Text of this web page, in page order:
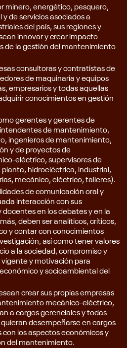
minero, energético, pesquero,
de servicios asociados a
del país, sus regiones y
innovar y crear impacto
de la gestión del mantenimiento
consultoras y contratistas de
de maquinaria y equipos
empresarios y todas aquellas
conocimientos en gestión
gerentes y gerentes de
de mantenimiento,
ingenieros de mantenimiento,
y de proyectos de
eléctrico, supervisores de
hidroeléctrica, industrial,
mecánico, eléctrico, talleres).
de comunicación oral y
interacción con sus
en los debates y en la
deben ser analíticos, críticos,
y contar con conocimientos
así como tener valores
a la sociedad, compromiso y
y motivación para
y socioambiental del
crear sus propias empresas
mecánico-eléctrico,
a cargos gerenciales y todas
desempeñarse en cargos
los aspectos económicos y
del mantenimiento.